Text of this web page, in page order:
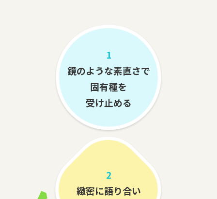
1
鏡のような素直さで
固有種を
受け止める
2
緻密に語り合い